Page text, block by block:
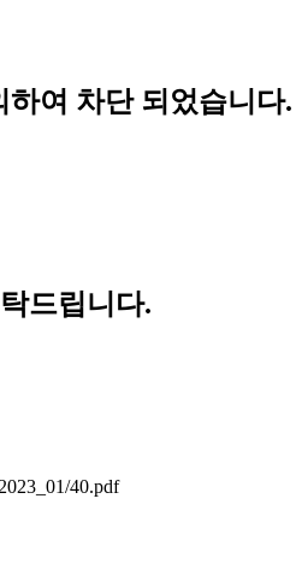
여 차단 되었습니다.
드립니다.
40.pdf